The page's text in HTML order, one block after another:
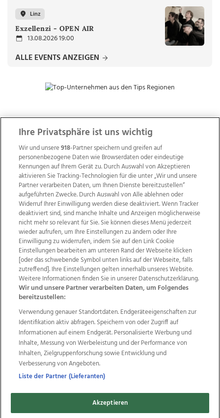
Linz
Exzellenzi - OPEN AIR
13.08.2026 19:00
ALLE EVENTS ANZEIGEN
ZUR NACHRICHTENÜBERSICHT
Wir über uns Mediadaten Kontakt
Jobs
Datenschutz
Impressum
AGB Anzeigekunden
AGB Website
Ehrenkodex Politische Werbung
Weitere Angebote des Medienhauses Wimmer
TV1 di-mog-i.at OÖNow
Ischler Woche
Life Radio
OÖNachrichten
OÖN Immobilien
OÖN Karriere
OÖN Reise
Promenaden Galerien
Regionaljobs
wasistlos.at
Copyrights © 2026 Tips Zeitungs GmbH & Co KG
Ihre Privatsphäre ist uns wichtig
Wir und unsere918-Partner speichern und greifen auf
personenbezogene Daten wie Browserdaten oder eindeutige
Kennungen auf Ihrem Gerät zu. Durch Auswahl von Akzeptieren
aktivieren Sie Tracking-Technologien für die unter „Wir und unsere
Partner verarbeiten Daten, um Ihnen Dienste bereitzustellen“
aufgeführten Zwecke. Durch Auswahl von Alle ablehnen oder
Widerruf Ihrer Einwilligung werden diese deaktiviert. Wenn Tracker
deaktiviert sind, sind manche Inhalte und Anzeigen möglicherweise
nicht mehr so relevant für Sie. Sie können dieses Menü jederzeit
wieder aufrufen, um Ihre Einstellungen zu ändern oder Ihre
Einwilligung zu widerrufen, indem Sie auf den Link Cookie
Einstellungen bearbeiten am unteren Rand der Webseite klicken
[oder das schwebende Symbol unten links auf der Webseite, falls
zutreffend]. Ihre Einstellungen gelten innerhalb unseres Website.
Weitere Informationen finden Sie in unserer Datenschutzerklärung.
Wir und unsere Partner verarbeiten Daten, um Folgendes
bereitzustellen:
Verwendung genauer Standortdaten. Endgeräteeigenschaften zur
Identifikation aktiv abfragen. Speichern von oder Zugriff auf
Informationen auf einem Endgerät. Personalisierte Werbung und
Inhalte, Messung von Werbeleistung und der Performance von
Inhalten, Zielgruppenforschung sowie Entwicklung und
Verbesserung von Angeboten.
Liste der Partner (Lieferanten)
Akzeptieren